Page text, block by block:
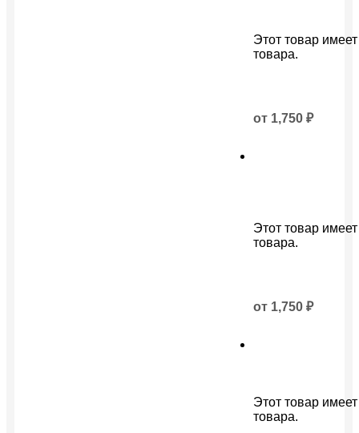
Этот товар
товара.
от 1,750 ₽
Этот товар
товара.
от 1,750 ₽
Этот товар
товара.